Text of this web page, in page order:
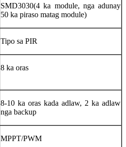
SMD3030(4 ka module, nga adunay
50 ka piraso matag module)
Tipo sa PIR
8 ka oras
8-10 ka oras kada adlaw, 2 ka adlaw
nga backup
MPPT/PWM